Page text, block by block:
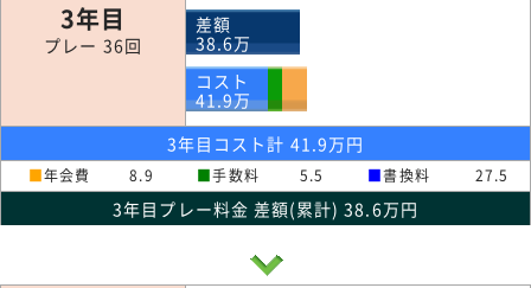
3年目
プレー 36回
差額
38.6万
コスト
41.9万
3年目コスト計 41.9万円
■年会費 8.9 ■手数料 5.5 ■書換料 27.5
3年目プレー料金 差額(累計) 38.6万円